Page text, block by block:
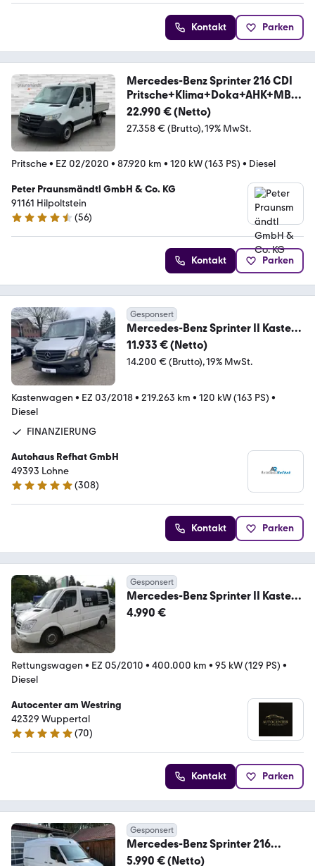
Kontakt Parken
Mercedes-Benz Sprinter 216 CDI
Pritsche+Klima+Doka+AHK+MBU
X+
22.990 € (Netto)
27.358 € (Brutto) 19% MwSt.
Pritsche• EZ 02/2020 • 87.920 km • 120 kW (163 PS) • Diesel
Peter Praunsmändtl GmbH & Co. KG
91161 Hilpoltstein
4.7 Sterne
(56)
Kontakt Parken
Gesponsert
Mercedes-Benz Sprinter II Kasten
216
CDI*AUTOMATIK*NAVI*KAMERA
11.933 € (Netto)
14.200 € (Brutto) 19% MwSt.
Kastenwagen • EZ 03/2018• 219.263 km • 120 kW (163 PS) •
Diesel
FINANZIERUNG
Autohaus Refhat GmbH
49393 Lohne
4.8 Sterne
(308)
Kontakt Parken
Gesponsert
Mercedes-Benz Sprinter II Kasten
210/211/213/214/216 CDI
4.990 €
Rettungswagen • EZ 05/2010 • 400.000 km • 95 kW (129 PS) •
Diesel
Autocenter am Westring
42329 Wuppertal
5 Sterne
(70)
Kontakt Parken
Gesponsert
Mercedes-Benz Sprinter 216
Carrier Xarios 350
5.990 € (Netto)